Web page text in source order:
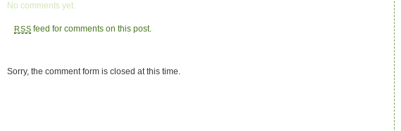
No comments yet.
RSS feed for comments on this post.
Sorry, the comment form is closed at this time.